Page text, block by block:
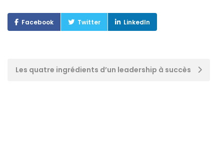
Facebook Twitter LinkedIn
Post
Les quatre ingrédients d’un leadership à succès